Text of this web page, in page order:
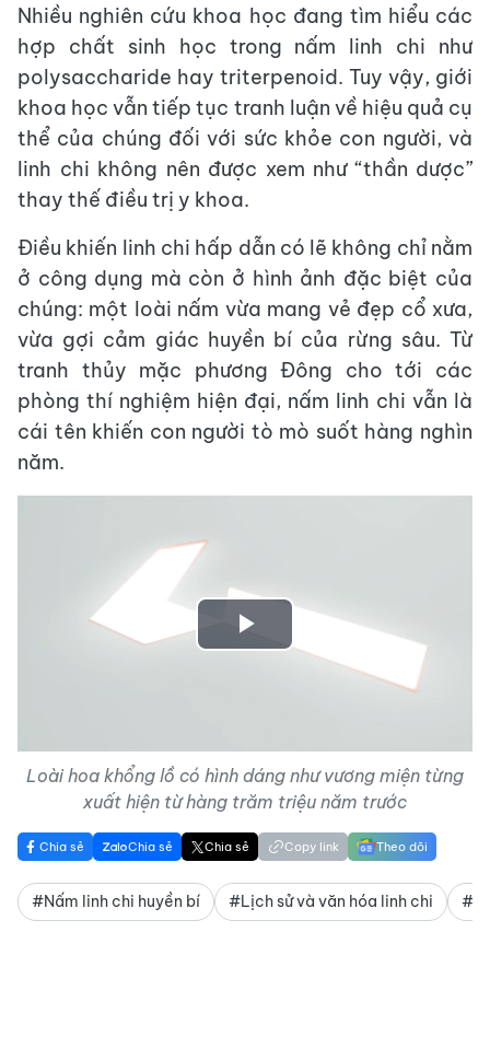
Nhiều nghiên cứu khoa học đang tìm hiểu các
hợp chất sinh học trong nấm linh chi như
polysaccharide hay triterpenoid. Tuy vậy, giới
khoa học vẫn tiếp tục tranh luận về hiệu quả cụ
thể của chúng đối với sức khỏe con người, và
linh chi không nên được xem như “thần dược”
thay thế điều trị y khoa.
Điều khiến linh chi hấp dẫn có lẽ không chỉ nằm
ở công dụng mà còn ở hình ảnh đặc biệt của
chúng: một loài nấm vừa mang vẻ đẹp cổ xưa,
vừa gợi cảm giác huyền bí của rừng sâu. Từ
tranh thủy mặc phương Đông cho tới các
phòng thí nghiệm hiện đại, nấm linh chi vẫn là
cái tên khiến con người tò mò suốt hàng nghìn
năm.
Play
Loài hoa khổng lồ có hình dáng như vương miện từng
xuất hiện từ hàng trăm triệu năm trước
Chia sẻ Chia sẻ Chia sẻ Copy link Theo dõi
#Nấm linh chi huyền bí #Lịch sử và văn hóa linh chi